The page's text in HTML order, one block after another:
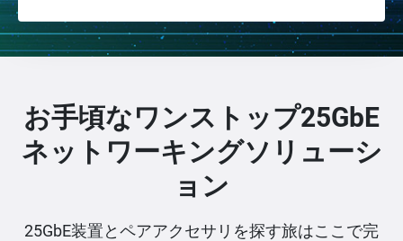
お手頃なワンストップ25GbE
ネットワーキングソリューシ
ョン
25GbE装置とペアアクセサリを探す旅はここで完